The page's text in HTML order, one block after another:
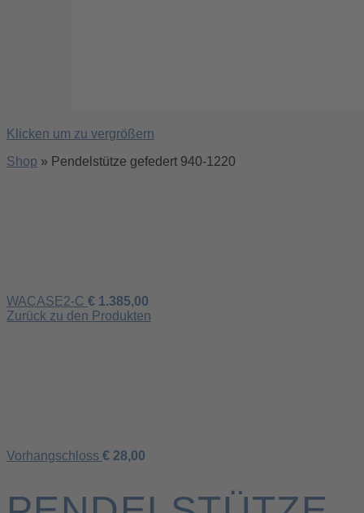
Klicken um zu vergrößern
Shop » Pendelstütze gefedert 940-1220
WACASE2-C € 1.385,00
Zurück zu den Produkten
Vorhangschloss € 28,00